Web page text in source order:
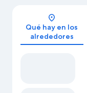
Qué hay en los
alrededores